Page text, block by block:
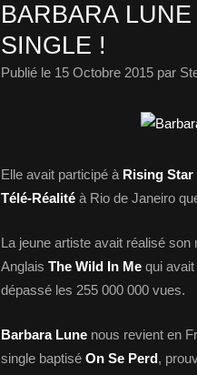
BARBARA
SINGLE !
Publié le 15 Octobre 2015 par
Elle avait participé à Rising Star
Télé-Réalité à Rio de Janeiro
La jeune artiste avait réalisé
Anglais The Wild In Me qui
dépassé les 255 000 000 vues.
Barbara Lune nous revient en
single baptisé On Se Perd,